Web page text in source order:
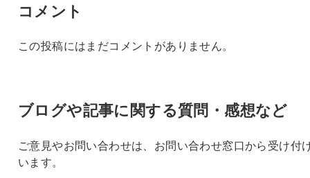
コメント
この投稿にはまだコメントがありません。
ブログや記事に関する質問・感想など
ご意見やお問い合わせは、お問い合わせ窓口から受け付
います。